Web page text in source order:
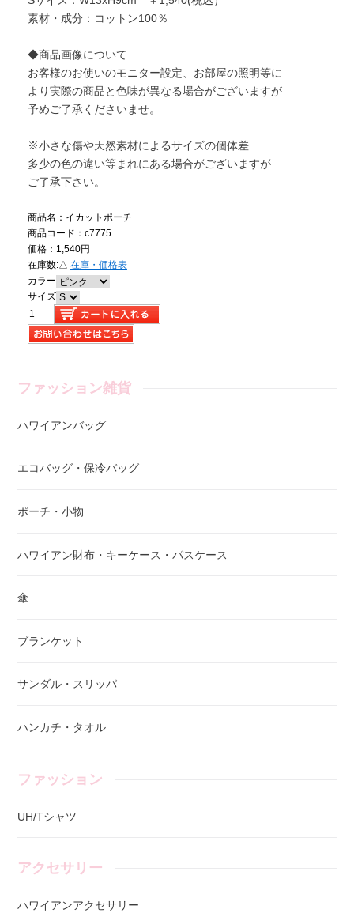
素材・成分：コットン100％
◆商品画像について
お客様のお使いのモニター設定、お部屋の照明等に
より実際の商品と色味が異なる場合がございますが
予めご了承くださいませ。
※小さな傷や天然素材によるサイズの個体差
多少の色の違い等まれにある場合がございますが
ご了承下さい。
商品名：イカットポーチ
商品コード：c7775
価格：1,540円
在庫数:△ 在庫・価格表
カラー
サイズ
ファッション雑貨
ハワイアンバッグ
エコバッグ・保冷バッグ
ポーチ・小物
ハワイアン財布・キーケース・パスケース
傘
ブランケット
サンダル・スリッパ
ハンカチ・タオル
ファッション
UH/Tシャツ
アクセサリー
ハワイアンアクセサリー